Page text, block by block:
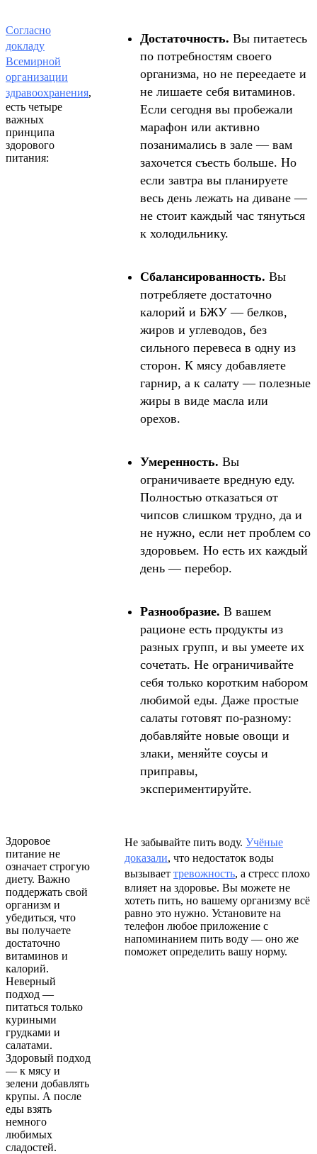
Согласно
докладу
Всемирной
организации
здравоохранения,
есть четыре
важных
принципа
здорового
питания:
Достаточность. Вы питаетесь
по потребностям своего
организма, но не переедаете и
не лишаете себя витаминов.
Если сегодня вы пробежали
марафон или активно
позанимались в зале — вам
захочется съесть больше. Но
если завтра вы планируете
весь день лежать на диване —
не стоит каждый час тянуться
к холодильнику.
Сбалансированность. Вы
потребляете достаточно
калорий и БЖУ — белков,
жиров и углеводов, без
сильного перевеса в одну из
сторон. К мясу добавляете
гарнир, а к салату — полезные
жиры в виде масла или
орехов.
Умеренность. Вы
ограничиваете вредную еду.
Полностью отказаться от
чипсов слишком трудно, да и
не нужно, если нет проблем со
здоровьем. Но есть их каждый
день — перебор.
Разнообразие. В вашем
рационе есть продукты из
разных групп, и вы умеете их
сочетать. Не ограничивайте
себя только коротким набором
любимой еды. Даже простые
салаты готовят по-разному:
добавляйте новые овощи и
злаки, меняйте соусы и
приправы,
экспериментируйте.
Здоровое
питание не
означает строгую
диету. Важно
поддержать свой
организм и
убедиться, что
вы получаете
достаточно
витаминов и
калорий.
Неверный
подход —
питаться только
куриными
грудками и
салатами.
Здоровый подход
— к мясу и
зелени добавлять
крупы. А после
еды взять
немного
любимых
сладостей.
Не забывайте пить воду. Учёные
доказали, что недостаток воды
вызывает тревожность, а стресс плохо
влияет на здоровье. Вы можете не
хотеть пить, но вашему организму всё
равно это нужно. Установите на
телефон любое приложение с
напоминанием пить воду — оно же
поможет определить вашу норму.